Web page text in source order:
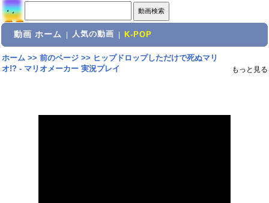
動画 ホーム 人気の動画 K-POP
ホーム>> 前のページ>> ヒップドロップしただけで死ぬマリ
オ!? - マリオメーカー 実況プレイ
もっと見る